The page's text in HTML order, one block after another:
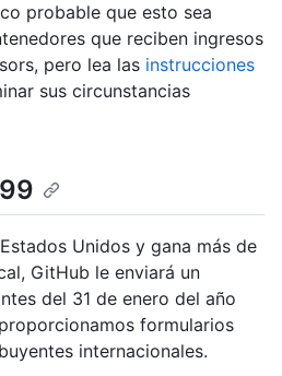
probable que esto sea
que reciben ingresos
pero lea las instrucciones
sus circunstancias
Unidos y gana más de
GitHub le enviará un
del 31 de enero del año
formularios
internacionales.